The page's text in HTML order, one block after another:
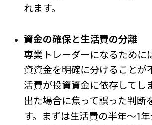
れます。
資金の確保と生活費の分離
専業トレーダーになるために
資資金を明確に分けることが
活費が投資資金に依存してし
出た場合に焦って誤った判断
す。まずは生活費の半年～1